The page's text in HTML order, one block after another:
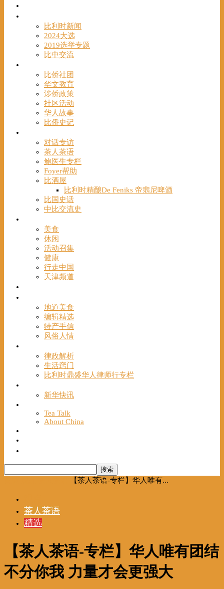
比利时新闻
2024大选
2019选举专题
比中交流
比侨社团
华文教育
涉侨政策
社区活动
华人故事
比侨史记
对话专访
茶人茶语
鲍医生专栏
Foyer帮助
比酒屋
比利时精酿De Feniks 帝翡尼啤酒
比国史话
中比交流史
美食
休闲
活动召集
健康
行走中国
天津频道
地道美食
编辑精选
特产手信
风俗人情
律政解析
生活窍门
比利时鼎盛华人律师行专栏
新华快讯
Tea Talk
About China
【茶人茶语-专栏】华人唯有...
茶人茶语
精选
【茶人茶语-专栏】华人唯有团结
不分你我 力量才会更强大